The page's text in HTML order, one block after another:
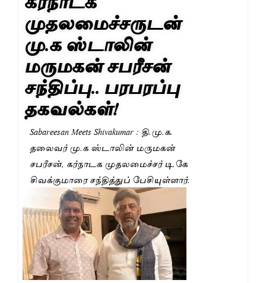
முதலமைச்சருடன்
மு.க ஸ்டாலின்
மருமகன் சபரீசன்
சந்திப்பு.. பரபரப்பு
தகவல்கள்!
Sabareesan Meets Shivakumar : தி.மு.க.
தலைவர் மு.க ஸ்டாலின் மருமகன்
சபரீசன், கர்நாடக முதலமைச்சர் டி.கே
சிவக்குமாரை சந்தித்துப் பேசியுள்ளார்.